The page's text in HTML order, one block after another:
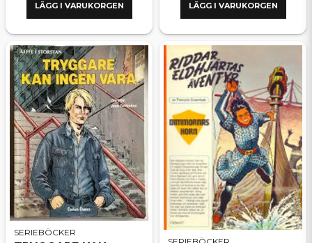
LÄGG I VARUKORGEN LÄGG I VARUKORGEN
SERIEBÖCKER